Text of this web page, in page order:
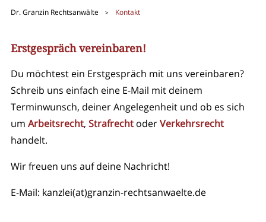
Dr. Granzin Rechtsanwälte > Kontakt
Erstgespräch vereinbaren!
Du möchtest ein Erstgespräch mit uns vereinbaren?
Schreib uns einfach eine E-Mail mit deinem
Terminwunsch, deiner Angelegenheit und ob es sich
um Arbeitsrecht, StrafrechtoderVerkehrsrecht
handelt.
Wir freuen uns auf deine Nachricht!
E-Mail: kanzlei(at)granzin-rechtsanwaelte.de